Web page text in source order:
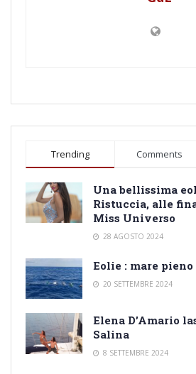
Trending Comments
Una bellissima
Ristuccia, alle
Miss Universo
28 AGOSTO 2024
Eolie : mare
20 SETTEMBRE 2024
Elena D’Amario
Salina
8 SETTEMBRE 2024